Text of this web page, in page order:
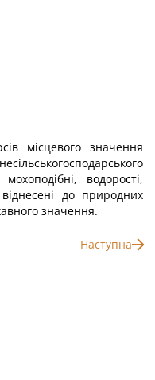
місцевого значення
водорості,
до природних
значення.
Наступна